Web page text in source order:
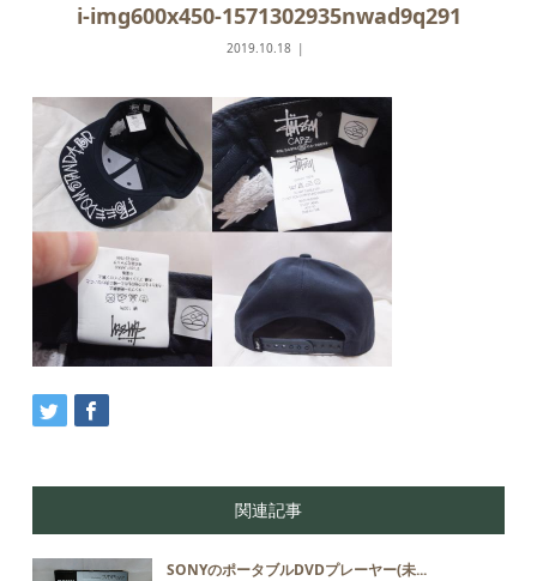
i-img600x450-1571302935nwad9q291
2019.10.18
関連記事
SONYのポータブルDVDプレーヤー(未...